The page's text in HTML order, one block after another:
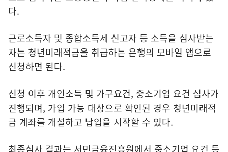
다.
근로소득자 및 종합소득세 신고자 등 소득을 심사받는
자는 청년미래적금을 취급하는 은행의 모바일 앱으로
신청하면 된다.
신청 이후 개인소득 및 가구요건, 중소기업 요건 심사가
진행되며, 가입 가능 대상으로 확인된 경우 청년미래적
금 계좌를 개설하고 납입을 시작할 수 있다.
최종심사 결과는 서민금융진흥원에서 중소기업 요건 등